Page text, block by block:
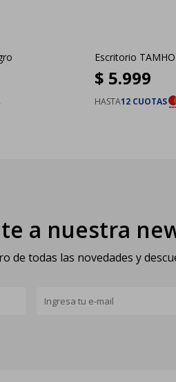
Escritorio
$ 5.999
HASTA12 CUOTAS
a nuestra
de todas las novedades y